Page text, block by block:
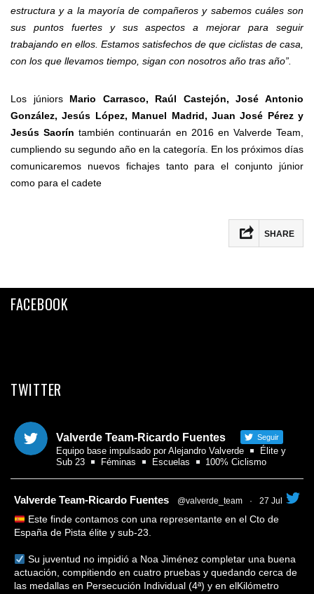
estructura y a la mayoría de compañeros y sabemos cuáles son
sus puntos fuertes y sus aspectos a mejorar para seguir
trabajando en ellos. Estamos satisfechos de que ciclistas de casa,
con los que llevamos tiempo, sigan con nosotros año tras año”.
Los júniors Mario Carrasco, Raúl Castejón, José Antonio
González, Jesús López, Manuel Madrid, Juan José Pérez y
Jesús Saorín también continuarán en 2016 en Valverde Team,
cumpliendo su segundo año en la categoría. En los próximos días
comunicaremos nuevos fichajes tanto para el conjunto júnior
como para el cadete
SHARE
Twitter
FACEBOOK
TWITTER
Valverde Team-Ricardo Fuentes Seguir
Equipo base impulsado por Alejandro Valverde
Élite y
Sub 23
Féminas Escuelas 100% Ciclismo
Valverde Team-Ricardo Fuentes @valverde_team · 27 Jul
Este finde contamos con una representante en el Cto de
España de Pista élite y sub-23.
Su juventud no impidió a Noa Jiménez completar una buena
actuación, compitiendo en cuatro pruebas y quedando cerca de
las medallas en Persecución Individual (4ª) y en elKilómetro